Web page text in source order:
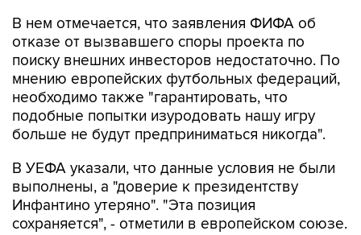
В нем отмечается, что заявления ФИФА об
отказе от вызвавшего споры проекта по
поиску внешних инвесторов недостаточно. По
мнению европейских футбольных федераций,
необходимо также "гарантировать, что
подобные попытки изуродовать нашу игру
больше не будут предприниматься никогда".
В УЕФА указали, что данные условия не были
выполнены, а "доверие к президентству
Инфантино утеряно". "Эта позиция
сохраняется", - отметили в европейском союзе.